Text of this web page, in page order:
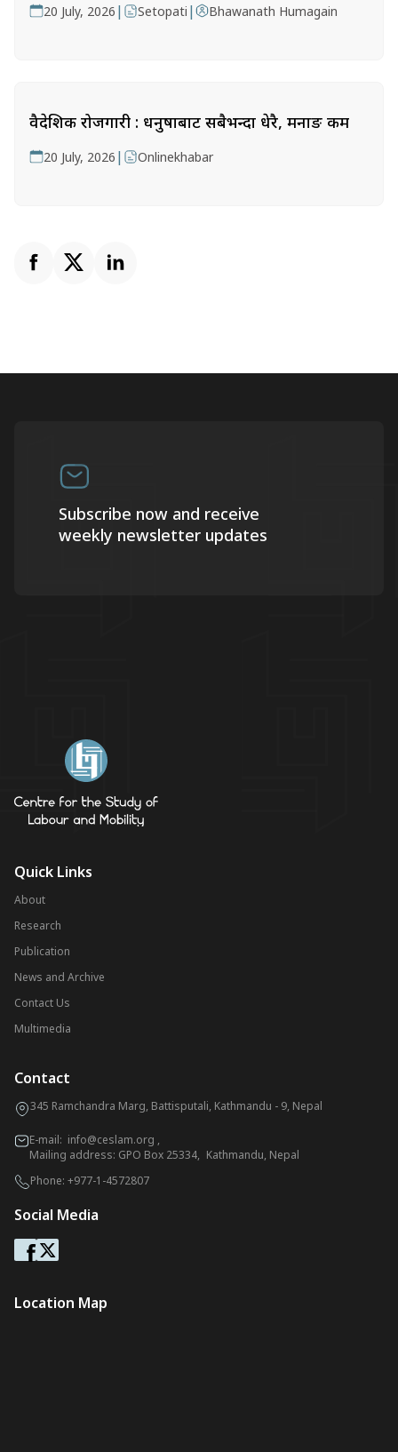
20 July, 2026 | Setopati | Bhawanath Humagain
वैदेशिक रोजगारी : धनुषाबाट सबैभन्दा धेरै, मनाङ कम
20 July, 2026 | Onlinekhabar
Subscribe now and receive
weekly newsletter updates
Quick Links
About
Research
Publication
News and Archive
Contact Us
Multimedia
Contact
345 Ramchandra Marg, Battisputali, Kathmandu - 9, Nepal
E-mail: info@ceslam.org ,
Mailing address: GPO Box 25334, Kathmandu, Nepal
Phone: +977-1-4572807
Social Media
Location Map